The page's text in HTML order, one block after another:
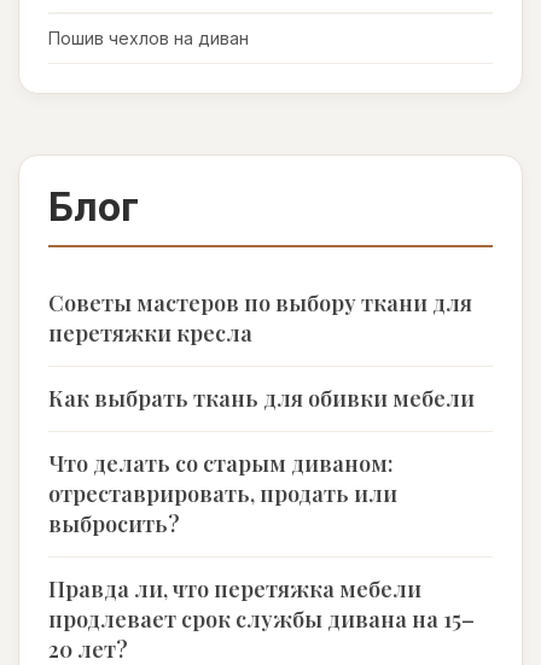
Пошив чехлов на диван
Блог
Советы мастеров по выбору ткани для
перетяжки кресла
Как выбрать ткань для обивки мебели
Что делать со старым диваном:
отреставрировать, продать или
выбросить?
Правда ли, что перетяжка мебели
продлевает срок службы дивана на 15–
20 лет?